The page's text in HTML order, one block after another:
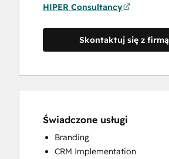
HIPER Consultancy
Skontaktuj się z firmą
Świadczone usługi
Branding
CRM Implementation